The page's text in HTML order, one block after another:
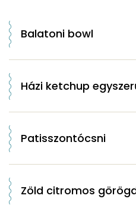
Balatoni bowl
Házi ketchup
Patisszontócsni
Zöld citromos